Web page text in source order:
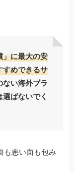
」に最大の安
すめできるサ
ない海外ブラ
ばないでく
も悪い面も包み